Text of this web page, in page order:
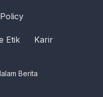
Etik Karir
Berita